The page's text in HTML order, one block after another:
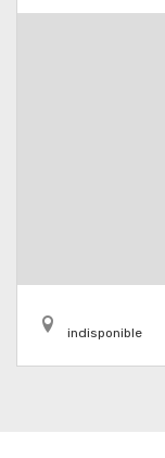
indisponible